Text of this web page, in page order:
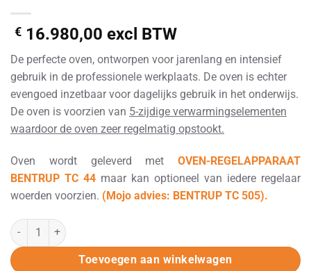
€ 16.980,00 excl BTW
De perfecte oven, ontworpen voor jarenlang en intensief
gebruik in de professionele werkplaats. De oven is echter
evengoed inzetbaar voor dagelijks gebruik in het onderwijs.
De oven is voorzien van 5-zijdige verwarmingselementen
waardoor de oven zeer regelmatig opstookt.
Oven wordt geleverd met OVEN-REGELAPPARAAT
BENTRUP TC 44 maar kan optioneel van iedere regelaar
woerden voorzien. (Mojo advies: BENTRUP TC 505).
KITTEC X-line XR 780 aantal
Toevoegen aan winkelwagen
Alternative: